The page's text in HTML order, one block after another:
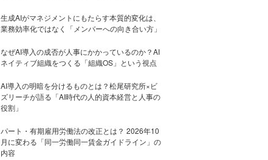
生成AIがマネジメントにもたらす本質的変化は、
業務効率化ではなく「メンバーへの向き合い方」
なぜAI導入の成否が人事にかかっているのか？AI
ネイティブ組織をつくる「組織OS」という視点
AI導入の明暗を分けるものとは？松尾研究所×ビ
ズリーチが語る「AI時代の人的資本経営と人事の
役割」
パート・有期雇用労働法の改正とは？ 2026年10
月に変わる「同一労働同一賃金ガイドライン」の
内容